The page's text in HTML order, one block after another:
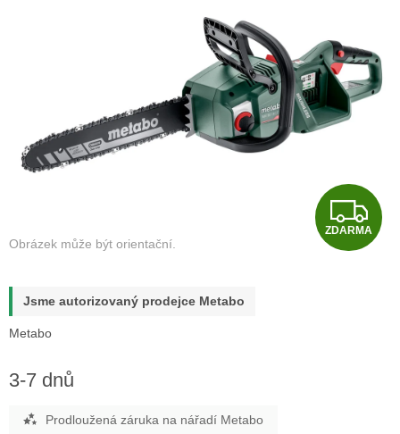
Z
D
ZDARMA
Jsme autorizovaný prodejce Metabo
Metabo
3-7 dnů
Prodloužená záruka na nářadí Metabo